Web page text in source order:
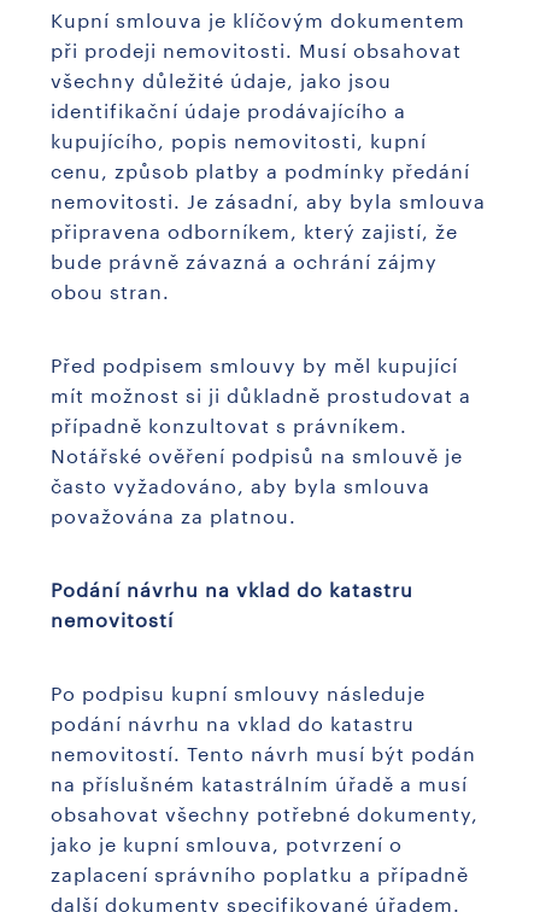
Kupní smlouva je klíčovým dokumentem
při prodeji nemovitosti. Musí obsahovat
všechny důležité údaje, jako jsou
identifikační údaje prodávajícího a
kupujícího, popis nemovitosti, kupní
cenu, způsob platby a podmínky předání
nemovitosti. Je zásadní, aby byla smlouva
připravena odborníkem, který zajistí, že
bude právně závazná a ochrání zájmy
obou stran.
Před podpisem smlouvy by měl kupující
mít možnost si ji důkladně prostudovat a
případně konzultovat s právníkem.
Notářské ověření podpisů na smlouvě je
často vyžadováno, aby byla smlouva
považována za platnou.
Podání návrhu na vklad do katastru
nemovitostí
Po podpisu kupní smlouvy následuje
podání návrhu na vklad do katastru
nemovitostí. Tento návrh musí být podán
na příslušném katastrálním úřadě a musí
obsahovat všechny potřebné dokumenty,
jako je kupní smlouva, potvrzení o
zaplacení správního poplatku a případně
další dokumenty specifikované úřadem.